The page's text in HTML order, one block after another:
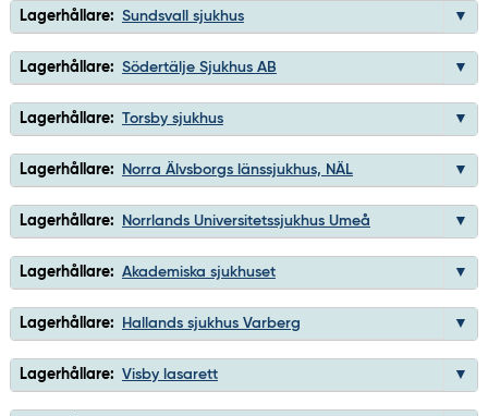
Lagerhållare: Sundsvall sjukhus
Lagerhållare: Södertälje Sjukhus AB
Lagerhållare: Torsby sjukhus
Lagerhållare: Norra Älvsborgs länssjukhus, NÄL
Lagerhållare: Norrlands Universitetssjukhus Umeå
Lagerhållare: Akademiska sjukhuset
Lagerhållare: Hallands sjukhus Varberg
Lagerhållare: Visby lasarett